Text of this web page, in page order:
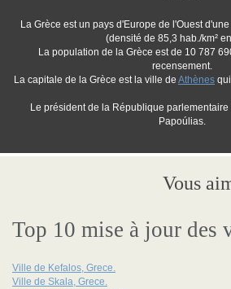
La Grèce est un pays d'Europe de l'Ouest
(densité de 85,3 hab./km²
La population de la Grèce est de 10 787
recensement.
La capitale de la Grèce est la ville de Athènes
Le président de la République
Papoúlias.
Vous
Top 10 mise à jour des
Ville de Kefalos, Grece.
Ville de Skala, Grece.